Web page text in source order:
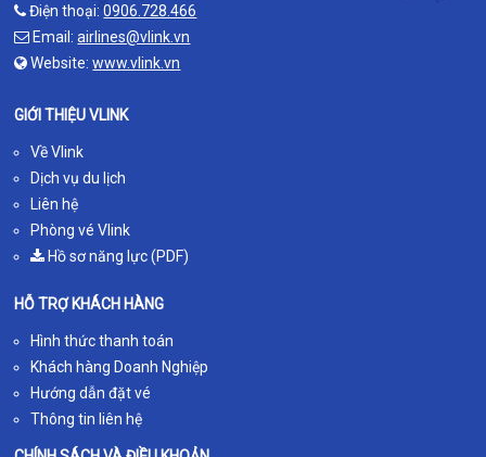
Điện thoại:0906.728.466
Email:airlines@vlink.vn
Website:www.vlink.vn
GIỚI THIỆU VLINK
Về Vlink
Dịch vụ du lịch
Liên hệ
Phòng vé Vlink
Hồ sơ năng lực (PDF)
HỖ TRỢ KHÁCH HÀNG
Hình thức thanh toán
Khách hàng Doanh Nghiệp
Hướng dẫn đặt vé
Thông tin liên hệ